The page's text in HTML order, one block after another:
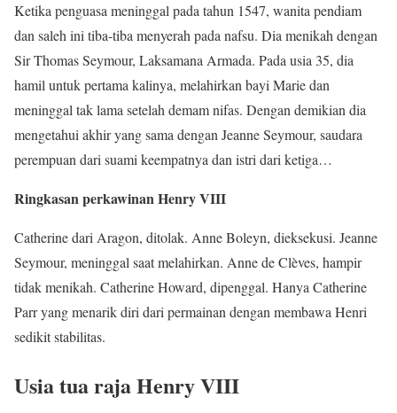
Ketika penguasa meninggal pada tahun 1547, wanita pendiam
dan saleh ini tiba-tiba menyerah pada nafsu. Dia menikah dengan
Sir Thomas Seymour, Laksamana Armada. Pada usia 35, dia
hamil untuk pertama kalinya, melahirkan bayi Marie dan
meninggal tak lama setelah demam nifas. Dengan demikian dia
mengetahui akhir yang sama dengan Jeanne Seymour, saudara
perempuan dari suami keempatnya dan istri dari ketiga…
Ringkasan perkawinan Henry VIII
Catherine dari Aragon, ditolak. Anne Boleyn, dieksekusi. Jeanne
Seymour, meninggal saat melahirkan. Anne de Clèves, hampir
tidak menikah. Catherine Howard, dipenggal. Hanya Catherine
Parr yang menarik diri dari permainan dengan membawa Henri
sedikit stabilitas.
Usia tua raja Henry VIII